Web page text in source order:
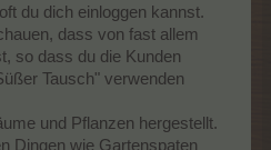
du dich einloggen kannst.
dass von fast allem
so dass du die Kunden
Tausch" verwenden
und Pflanzen hergestellt.
Dingen wie Gartenspaten